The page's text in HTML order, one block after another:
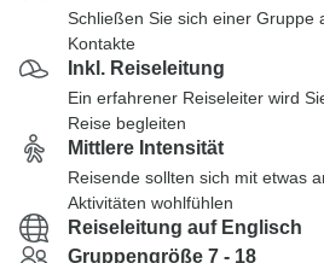
Schließen Sie sich einer Gruppe
Kontakte
Inkl. Reiseleitung
Ein erfahrener Reiseleiter wird
Reise begleiten
Mittlere Intensität
Reisende sollten sich mit etwas
Aktivitäten wohlfühlen
Reiseleitung auf Englisch
Gruppengröße 7 - 18